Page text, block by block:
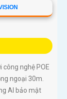
công nghệ POE
ngoại 30m.
AI bảo mật